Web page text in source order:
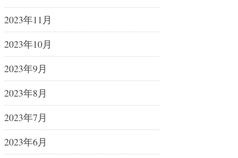
2023年11月
2023年10月
2023年9月
2023年8月
2023年7月
2023年6月